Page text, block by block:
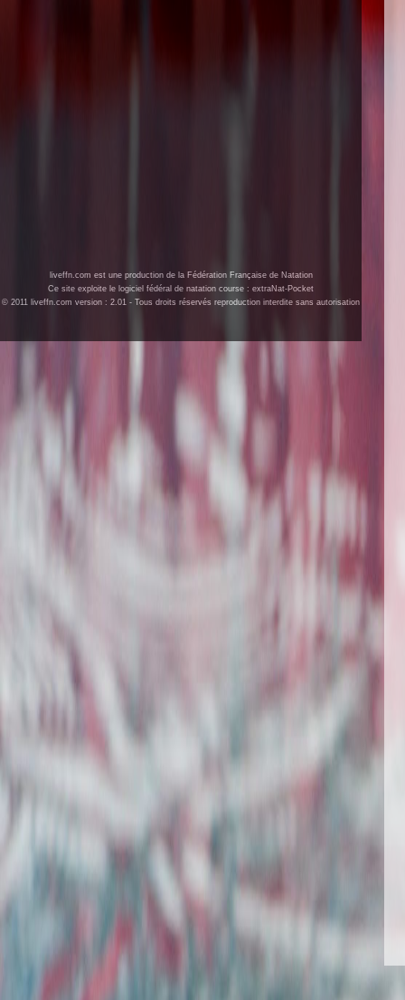
liveffn.com est une production de la Fédération Française de Natation
Ce site exploite le logiciel fédéral de natation course : extraNat-Pocket
© 2011 liveffn.com version : 2.01 - Tous droits réservés reproduction interdite sans autorisation